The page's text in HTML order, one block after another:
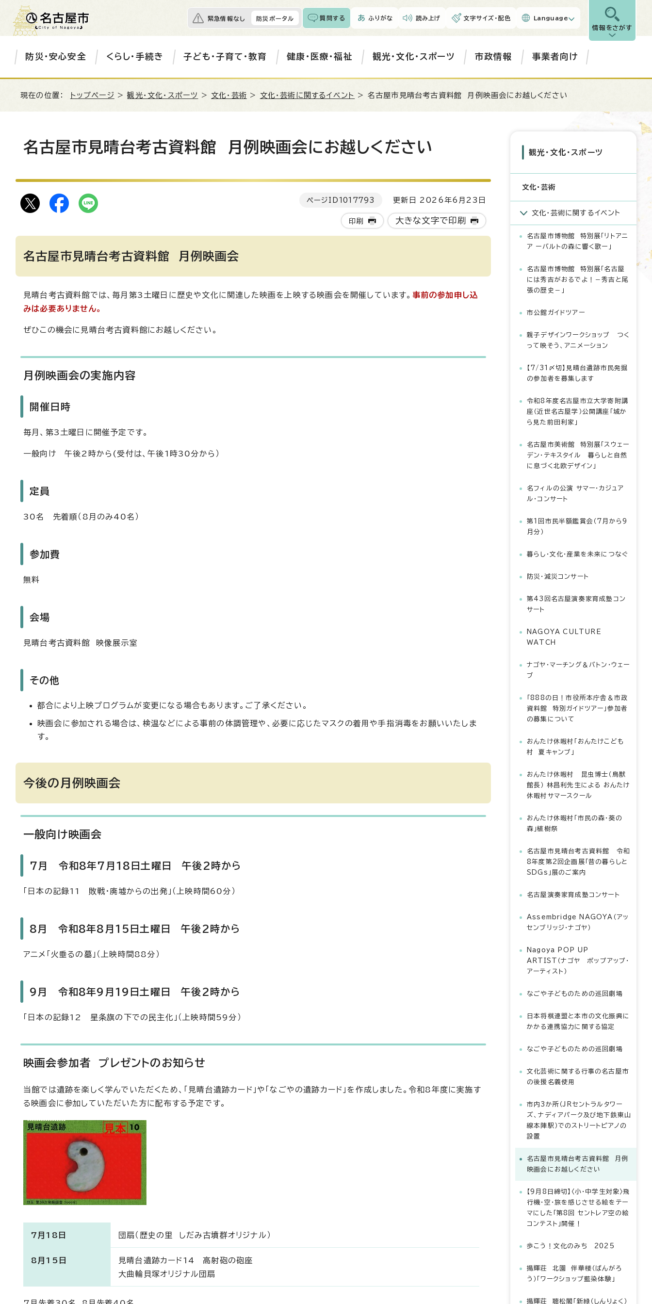
緊急情報なし 防災ポータル 質問する ふりがな 読み上げ 文字サイズ・配色 Language
情報をさがす
防災・安心安全 くらし・手続き 子ども・子育て・教育 健康・医療・福祉 観光・文化・スポーツ 市政情報 事業者向け
現在の位置： トップページ >観光・文化・スポーツ > 文化・芸術 > 文化・芸術に関するイベント > 名古屋市見晴台考古資料館 月例映画会にお越しください
名古屋市見晴台考古資料館 月例映画会にお越しください
ページID 1017793 更新日 2026年6月23日
印刷 大きな文字で印刷
名古屋市見晴台考古資料館 月例映画会
見晴台考古資料館では、毎月第3土曜日に歴史や文化に関連した映画を上映する映画会を開催しています。 事前の参加申し込
みは必要ありません。
ぜひこの機会に見晴台考古資料館にお越しください。
月例映画会の実施内容
開催日時
毎月、第3土曜日に開催予定です。
一般向け 午後2時から(受付は、午後1時30分から）
定員
30名 先着順（8月のみ40名）
参加費
無料
会場
見晴台考古資料館 映像展示室
その他
都合により上映プログラムが変更になる場合もあります。ご了承ください。
映画会に参加される場合は、検温などによる事前の体調管理や、必要に応じたマスクの着用や手指消毒をお願いいたしま
す。
今後の月例映画会
一般向け映画会
7月 令和8年7月18日土曜日 午後2時から
「日本の記録11 敗戦・廃墟からの出発」（上映時間60分）
8月 令和8年8月15日土曜日 午後2時から
アニメ「火垂るの墓」（上映時間88分）
9月 令和8年9月19日土曜日 午後2時から
「日本の記録12 星条旗の下での民主化」（上映時間59分）
映画会参加者 プレゼントのお知らせ
当館では遺跡を楽しく学んでいただくため、「見晴台遺跡カード」や「なごやの遺跡カード」を作成しました。令和8年度に実施す
る映画会に参加していただいた方に配布する予定です。
7月18日 団扇（歴史の里 しだみ古墳群オリジナル）
8月15日
見晴台遺跡カード14 高射砲の砲座
大曲輪貝塚オリジナル団扇
観光・文化・スポーツ
文化・芸術
文化・芸術に関するイベント
名古屋市博物館 特別展「リトアニ
ア ーバルトの森に響く歌ー」
名古屋市博物館 特別展「名古屋
には秀吉がおるでよ！－秀吉と尾
張の歴史－」
市公館ガイドツアー
親子デザインワークショップ つく
って映そう、アニメーション
【7/31〆切】見晴台遺跡市民発掘
の参加者を募集します
令和8年度名古屋市立大学寄附講
座（近世名古屋学）公開講座「城か
ら見た前田利家」
名古屋市美術館 特別展「スウェー
デン・テキスタイル 暮らしと自然
に息づく北欧デザイン」
名フィルの公演 サマー・カジュア
ル・コンサート
第1回市民半額鑑賞会（7月から9
月分）
暮らし・文化・産業を未来につなぐ
防災・減災コンサート
第43回名古屋演奏家育成塾コン
サート
NAGOYA CULTURE
WATCH
ナゴヤ・マーチング＆バトン・ウェー
ブ
「888の日！市役所本庁舎＆市政
資料館 特別ガイドツアー」参加者
の募集について
おんたけ休暇村「おんたけこども
村 夏キャンプ」
おんたけ休暇村 昆虫博士（鳥獣
館長） 林昌利先生による おんたけ
休暇村サマースクール
おんたけ休暇村「市民の森・葵の
森」植樹祭
名古屋市見晴台考古資料館 令和
8年度第2回企画展「昔の暮らしと
SDGs」展のご案内
名古屋演奏家育成塾コンサート
Assembridge NAGOYA（アッ
センブリッジ・ナゴヤ）
Nagoya POP UP
ARTIST（ナゴヤ ポップアップ・
アーティスト）
なごや子どものための巡回劇場
日本将棋連盟と本市の文化振興に
かかる連携協力に関する協定
なごや子どものための巡回劇場
文化芸術に関する行事の名古屋市
の後援名義使用
市内3か所（JRセントラルタワー
ズ、ナディアパーク及び地下鉄東山
線本陣駅）でのストリートピアノの
設置
名古屋市見晴台考古資料館 月例
映画会にお越しください
【9月8日締切】〈小・中学生対象〉飛
行機・空・旅を感じさせる絵をテー
マにした「第8回 セントレア空の絵
コンテスト」開催！
歩こう！文化のみち 2025
揚輝荘 北園 伴華楼（ばんがろ
う）「ワークショップ藍染体験」
揚輝荘 聴松閣「新緑（しんりょく）